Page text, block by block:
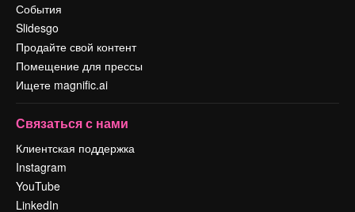
События
Slidesgo
Продайте свой контент
Помещение для прессы
Ищете magnific.ai
Связаться с нами
Клиентская поддержка
Instagram
YouTube
LinkedIn